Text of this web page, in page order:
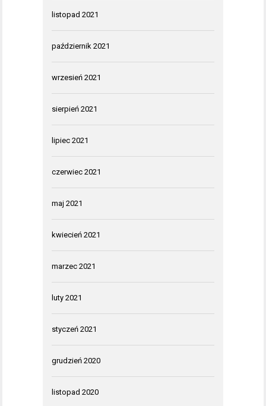
listopad 2021
październik 2021
wrzesień 2021
sierpień 2021
lipiec 2021
czerwiec 2021
maj 2021
kwiecień 2021
marzec 2021
luty 2021
styczeń 2021
grudzień 2020
listopad 2020